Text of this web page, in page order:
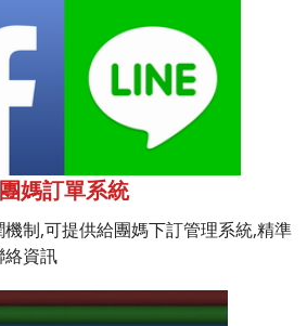
團媽訂單系統
制,可提供給團媽下訂管理系統,精準
絡資訊